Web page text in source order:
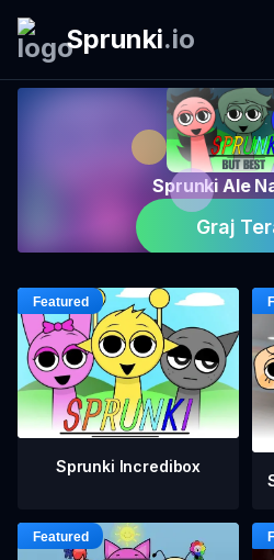
Sprunki.io
Sprunki Ale
Graj
Sprunki Incredibox